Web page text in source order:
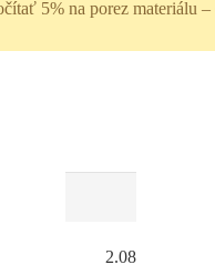
5% na porez materiálu –
2.08